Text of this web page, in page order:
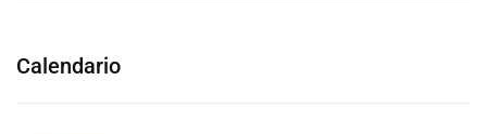
Calendario